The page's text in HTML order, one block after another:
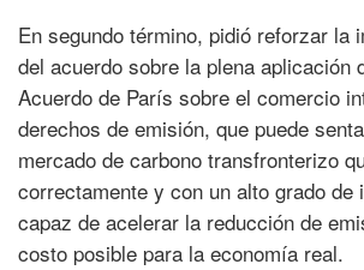
En segundo término, pidió reforzar la
del acuerdo sobre la plena aplicación
Acuerdo de París sobre el comercio
derechos de emisión, que puede
mercado de carbono transfronterizo
correctamente y con un alto grado de
capaz de acelerar la reducción de
costo posible para la economía real.